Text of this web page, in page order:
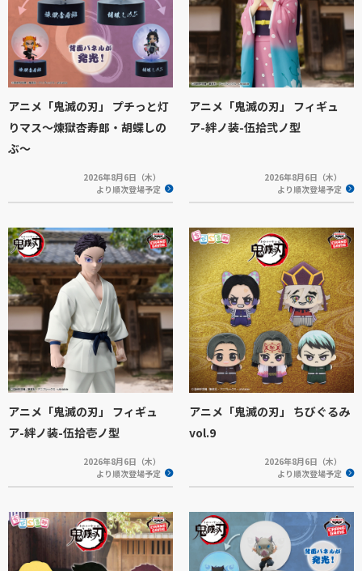
アニメ「鬼滅の刃」 プチっと灯
りマス～煉獄杏寿郎・胡蝶しの
ぶ～
2026年8月6日（木）
より順次登場予定
アニメ「鬼滅の刃」 フィギュ
ア-絆ノ装-伍拾弐ノ型
2026年8月6日（木）
より順次登場予定
アニメ「鬼滅の刃」 フィギュ
ア-絆ノ装-伍拾壱ノ型
2026年8月6日（木）
より順次登場予定
アニメ「鬼滅の刃」 ちびぐるみ
vol.9
2026年8月6日（木）
より順次登場予定